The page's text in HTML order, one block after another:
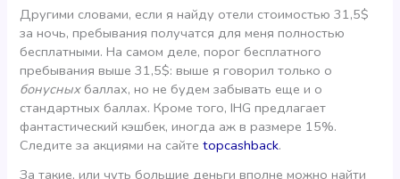
Другими словами, если я найду отели стоимостью 31,5$
за ночь, пребывания получатся для меня полностью
бесплатными. На самом деле, порог бесплатного
пребывания выше 31,5$: выше я говорил только о
бонусныхбаллах, но не будем забывать еще и о
стандартных баллах. Кроме того, IHG предлагает
фантастический кэшбек, иногда аж в размере 15%.
Следите за акциями на сайтеtopcashback.
За такие, или чуть большие деньги вполне можно найти